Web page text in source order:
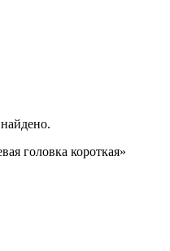
головка короткая»